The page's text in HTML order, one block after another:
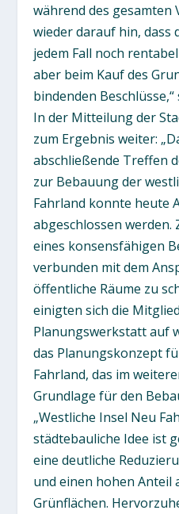
während des gesamten
wieder darauf hin, dass
jedem Fall noch
aber beim Kauf des
bindenden Beschlüsse,“
In der Mitteilung der
zum Ergebnis weiter:
abschließende Treffen
zur Bebauung der
Fahrland konnte heute
abgeschlossen
eines konsensfähigen
verbunden mit dem
öffentliche Räume zu
einigten sich die
Planungswerkstatt auf
das Planungskonzept
Fahrland, das im
Grundlage für den
„Westliche Insel Neu
städtebauliche Idee ist
eine deutliche
und einen hohen Anteil
Grünflächen.